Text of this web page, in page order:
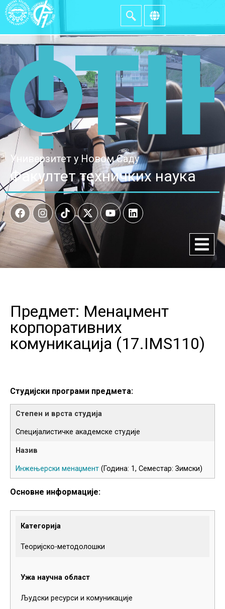
Универзитет у Новом Саду
Факултет техничких наука
Предмет: Менаџмент
корпоративних
комуникација (17.IMS110)
Студијски програми предмета:
Специјалистичке академске студије
Инжењерски менаџмент (Година: 1, Семестар: Зимски)
Основне информације:
Категорија
Теоријско-методолошки
Ужа научна област
Људски ресурси и комуникације